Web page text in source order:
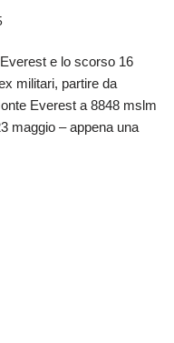
e lo scorso 16
militari, partire da
Everest a 8848 mslm
maggio – appena una